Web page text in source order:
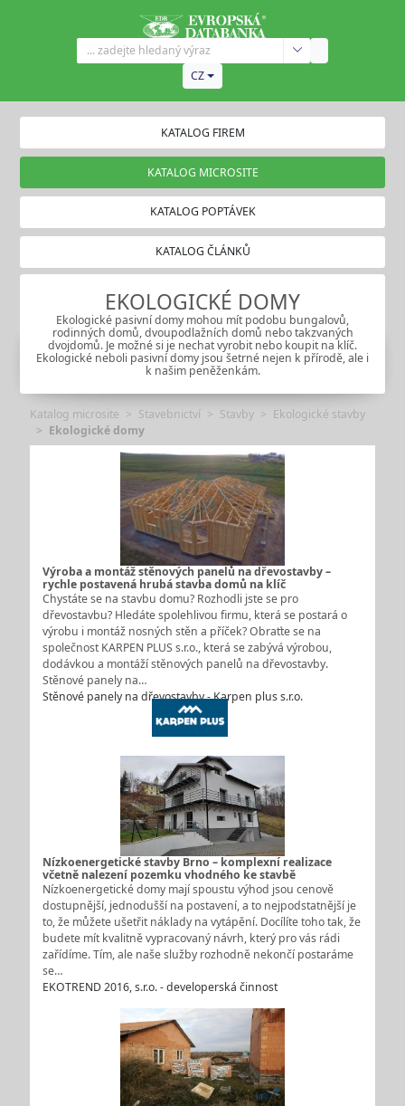
CZ
KATALOG FIREM
KATALOG MICROSITE
KATALOG POPTÁVEK
KATALOG ČLÁNKŮ
EKOLOGICKÉ DOMY
Ekologické pasivní domy mohou mít podobu bungalovů,
rodinných domů, dvoupodlažních domů nebo takzvaných
dvojdomů. Je možné si je nechat vyrobit nebo koupit na klíč.
Ekologické neboli pasivní domy jsou šetrné nejen k přírodě, ale i
k našim peněženkám.
Katalog microsite Stavebnictví Stavby
Ekologické stavby
Ekologické domy
Výroba a montáž stěnových panelů na dřevostavby –
rychle postavená hrubá stavba domů na klíč
Chystáte se na stavbu domu? Rozhodli jste se pro
dřevostavbu? Hledáte spolehlivou firmu, která se postará o
výrobu i montáž nosných stěn a příček? Obraťte se na
společnost KARPEN PLUS s.r.o., která se zabývá výrobou,
dodávkou a montáží stěnových panelů na dřevostavby.
Stěnové panely na…
Stěnové panely na dřevostavby - Karpen plus s.r.o.
Nízkoenergetické stavby Brno – komplexní realizace
včetně nalezení pozemku vhodného ke stavbě
Nízkoenergetické domy mají spoustu výhod jsou cenově
dostupnější, jednodušší na postavení, a to nejpodstatnější je
to, že můžete ušetřit náklady na vytápění. Docílíte toho tak, že
budete mít kvalitně vypracovaný návrh, který pro vás rádi
zařídíme. Tím, ale naše služby rozhodně nekončí postaráme
se…
EKOTREND 2016, s.r.o. - developerská činnost